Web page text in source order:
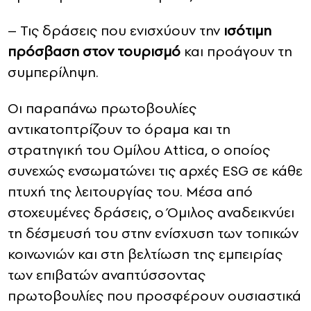
– Τις δράσεις που ενισχύουν την ισότιμη
πρόσβαση στον τουρισμό και προάγουν τη
συμπερίληψη.
Οι παραπάνω πρωτοβουλίες
αντικατοπτρίζουν το όραμα και τη
στρατηγική του Ομίλου Attica, ο οποίος
συνεχώς ενσωματώνει τις αρχές ESG σε κάθε
πτυχή της λειτουργίας του. Μέσα από
στοχευμένες δράσεις, ο Όμιλος αναδεικνύει
τη δέσμευσή του στην ενίσχυση των τοπικών
κοινωνιών και στη βελτίωση της εμπειρίας
των επιβατών αναπτύσσοντας
πρωτοβουλίες που προσφέρουν ουσιαστικά